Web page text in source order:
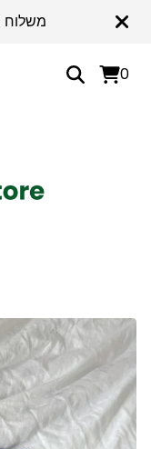
משלוח
0